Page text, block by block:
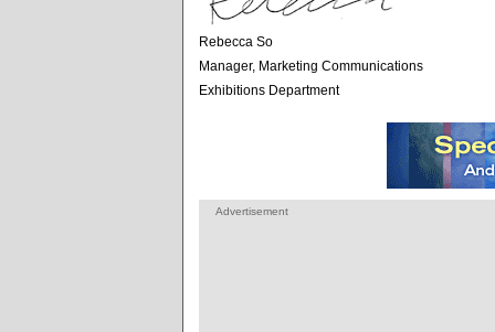
Rebecca So
Manager, Marketing Communications
Exhibitions Department
Advertisement